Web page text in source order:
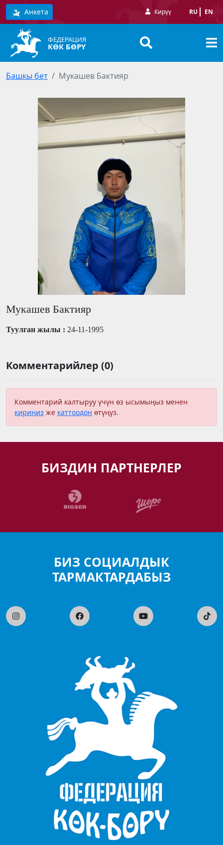
Анкета Кирүү RU EN
ФЕДЕРАЦИЯ
КӨК БӨРҮ
Башкы бет Мукашев Бактияр
Мукашев Бактияр
Туулган жылы : 24-11-1995
Комментарийлер (0)
Комментарий калтыруу үчүн өз ысымыңыз менен
кириңиз же каттоодон өтүңүз.
БИЗДИН ПАРТНЕРЛЕР
БИЗ СОЦИАЛДЫК
ТАРМАКТАРДАБЫЗ